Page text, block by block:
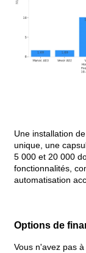
Une installation
unique, une
5 000 et 20 000
fonctionnalités,
automatisation
Options de
Vous n'avez pas